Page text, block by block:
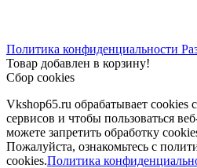
Политика конфиденциальности
Товар добавлен в корзину!
Сбор cookies
Vkshop65.ru обрабатывает cookies
сервисов и чтобы пользоваться
можете запретить обработку
Пожалуйста, ознакомьтесь с
cookies.Политика